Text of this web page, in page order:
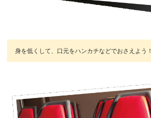
身を低くして、口元をハンカチなどでおさえよう！